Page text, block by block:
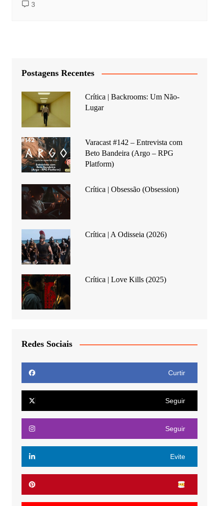
3
Postagens Recentes
Crítica | Backrooms: Um Não-
Lugar
Varacast #142 – Entrevista com
Beto Bandeira (Argo – RPG
Platform)
Crítica | Obsessão (Obsession)
Crítica | A Odisseia (2026)
Crítica | Love Kills (2025)
Redes Sociais
Curtir
Seguir
Seguir
Evite